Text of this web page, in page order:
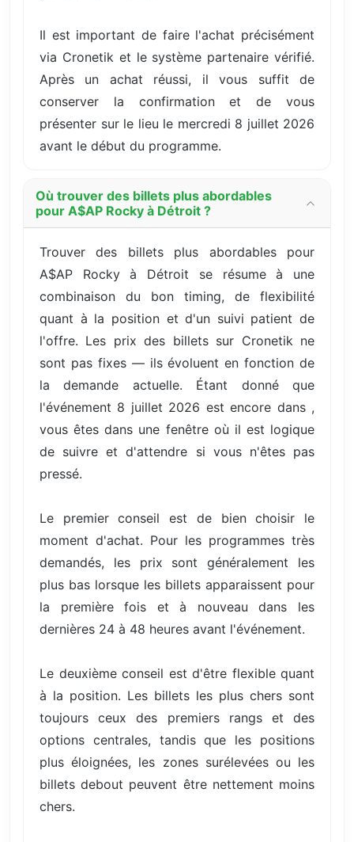
Il est important de faire l'achat précisément
via Cronetik et le système partenaire vérifié.
Après un achat réussi, il vous suffit de
conserver la confirmation et de vous
présenter sur le lieu le mercredi 8 juillet 2026
avant le début du programme.
Où trouver des billets plus abordables
pour A$AP Rocky à Détroit ?
Trouver des billets plus abordables pour
A$AP Rocky à Détroit se résume à une
combinaison du bon timing, de flexibilité
quant à la position et d'un suivi patient de
l'offre. Les prix des billets sur Cronetik ne
sont pas fixes — ils évoluent en fonction de
la demande actuelle. Étant donné que
l'événement 8 juillet 2026 est encore dans ,
vous êtes dans une fenêtre où il est logique
de suivre et d'attendre si vous n'êtes pas
pressé.
Le premier conseil est de bien choisir le
moment d'achat. Pour les programmes très
demandés, les prix sont généralement les
plus bas lorsque les billets apparaissent pour
la première fois et à nouveau dans les
dernières 24 à 48 heures avant l'événement.
Le deuxième conseil est d'être flexible quant
à la position. Les billets les plus chers sont
toujours ceux des premiers rangs et des
options centrales, tandis que les positions
plus éloignées, les zones surélevées ou les
billets debout peuvent être nettement moins
chers.